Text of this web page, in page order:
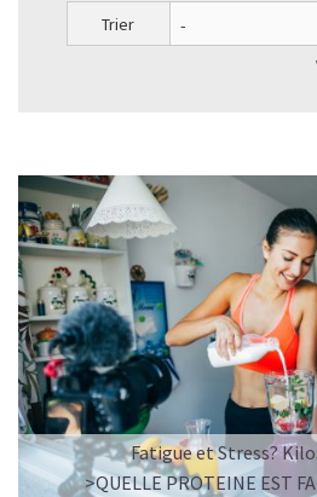
Trier
Fatigue et Stress?
>QUELLE PROTEINE EST